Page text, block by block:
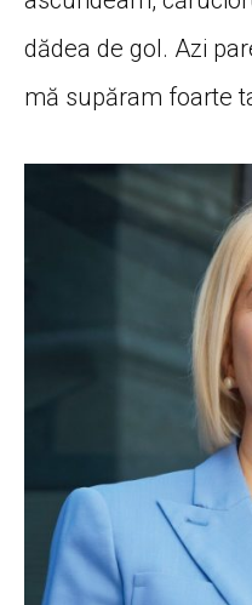
dădea de gol. Azi
mă supăram foarte